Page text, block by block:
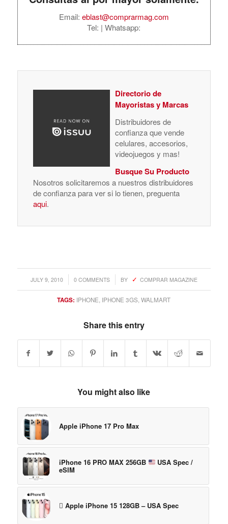
Email: eblast@comprarmag.com
Tel: | Whatsapp:
Directorio de
Mayoristas y Marcas
Distribuidores de
confianza que vende
celulares, accesorios,
videojuegos y mas!
Busque Su Producto
Nosotros solicitaremos a nuestros distribuidores
de confianza para ver si lo tienen, preguenta
aqui.
JULY 9, 2010
/ 0 COMMENTS
/ BY COMPRAR MAGAZINE
TAGS: IPHONE IPHONE 3GS ,WALMART
Share this entry
You might also like
Apple iPhone 17 Pro Max
iPhone 16 PRO MAX 256GB USA Spec /
eSIM
 Apple iPhone 15 128GB – USA Spec